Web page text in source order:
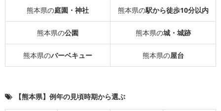
熊本県の庭園・神社 熊本県の駅から徒歩10分以内
熊本県の公園 熊本県の城・城跡
熊本県のバーベキュー 熊本県の屋台
【熊本県】例年の見頃時期から選ぶ